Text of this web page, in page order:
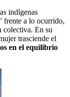
indígenas
frente a lo ocurrido,
colectiva. En su
trasciende el
en el equilibrio